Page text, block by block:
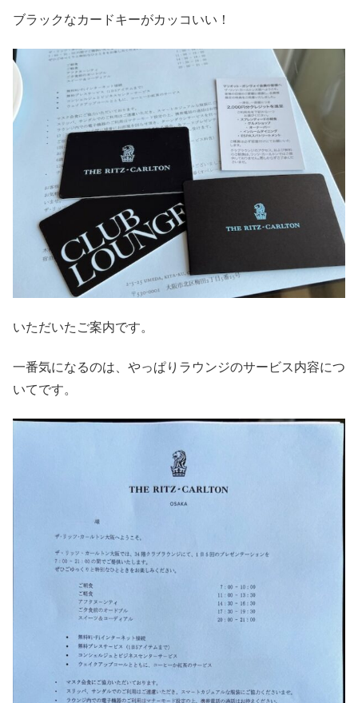
ブラックなカードキーがカッコいい！
いただいたご案内です。
一番気になるのは、やっぱりラウンジのサービス内容につ
いてです。